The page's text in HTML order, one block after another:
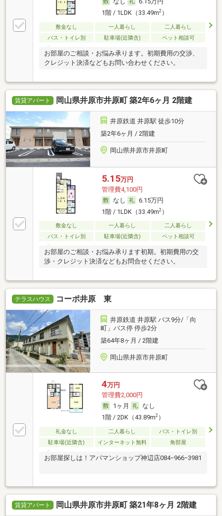
1階 / 1LDK（33.49m2）
敷金なし 一人暮らし
二人暮らし
バス・トイレ別
駐車場(近隣含) ペット相談可
お部屋のご相談・お悩み承ります。初期費用の交渉、
クレジット決済などもお問い合わせください。
賃貸アパート 岡山県井原市井原町 築2年6ヶ月 2階建
井原鉄道 井原駅 徒歩10分
築2年6ヶ月 / 2階建
岡山県井原市井原町
5.15万円
管理費4,100円
なし
6.15万円
1階 / 1LDK（33.49m2）
敷金なし 一人暮らし
二人暮らし
バス・トイレ別
駐車場(近隣含) ペット相談可
お部屋のご相談・お悩み承ります初期。初期費用の交
渉・クレジット決済などもお問合せください。
テラスハウス コーポ井原 東
井原鉄道 井原駅 バス9分/「向
町」バス停 停歩2分
築64年8ヶ月 / 2階建
岡山県井原市井原町
4万円
管理費2,000円
1ヶ月
なし
1階 / 2DK（43.89m2）
礼金なし 二人暮らし
バス・トイレ別
駐車場(近隣含)
インターネット無料 角部屋
お部屋探しは！アパマンショップ神辺店084−966−3981
賃貸アパート 岡山県井原市井原町 築21年8ヶ月 2階建